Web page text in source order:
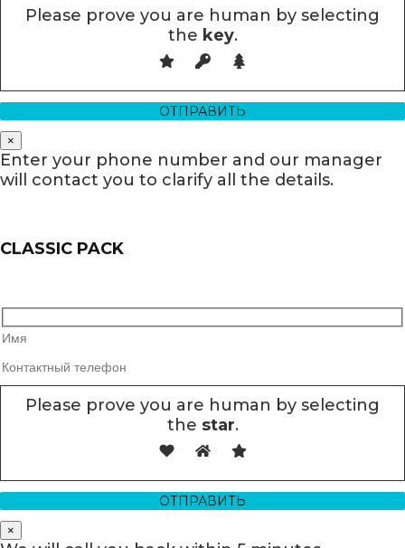
Please prove you are human by selecting
the key.
×
Enter your phone number and our manager
will contact you to clarify all the details.
CLASSIC PACK
Please prove you are human by selecting
the star.
×